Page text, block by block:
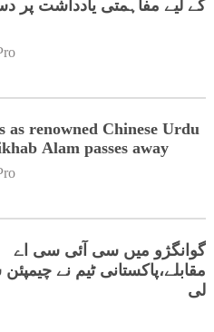
کے لیے مفاہمتی یادداشت پر
as renowned Chinese Urdu
Alam passes away
گوانگژو میں سی آئی سی اے
مقابلے،پاکستانی ٹیم نے
لی